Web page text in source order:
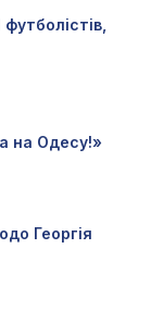
на Одесу!»
Георгія